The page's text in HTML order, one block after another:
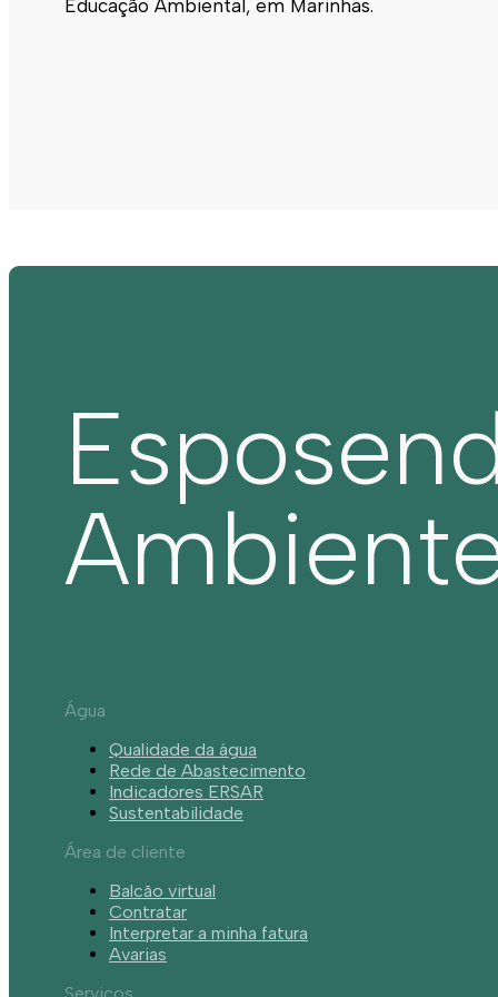
Educação Ambiental, em Marinhas.
Água
Qualidade da água
Rede de Abastecimento
Indicadores ERSAR
Sustentabilidade
Área de cliente
Balcão virtual
Contratar
Interpretar a minha fatura
Avarias
Serviços